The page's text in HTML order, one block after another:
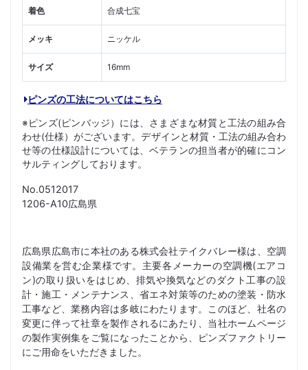
着色 合成七宝
メッキ ニッケル
サイズ 16mm
ピンズの工法についてはこちら
※ピンズ(ピンバッジ）には、さまざまな材質と工法の組み合
わせ(仕様）がございます。デザインと材質・工法の組み合わ
せ等の仕様設計については、ベテランの担当者が的確にコン
サルティングしております。
No.0512017
1206-A10広島県
広島県広島市に本社のある株式会社テイクバレー様は、空調
設備業を営む企業様です。主要各メーカーの空調機(エアコ
ン)の取り扱いをはじめ、排気や換気などのダクト工事の設
計・施工・メンテナンス、省エネ対策等のための塗装・防水
工事など、業務内容は多岐にわたります。このほど、社名の
変更に伴って社章を製作されるにあたり、当社ホームページ
の製作実例集をご覧になったことから、ピンズファクトリー
にご用命をいただきました。